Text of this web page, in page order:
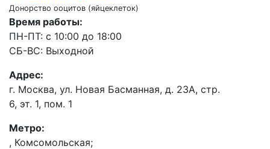
Донорство ооцитов (яйцеклеток)
Время работы:
ПН-ПТ: с 10:00 до 18:00
СБ-ВС: Выходной
Адрес:
г. Москва, ул. Новая Басманная, д. 23А, стр.
6, эт. 1, пом. 1
Метро:
, Комсомольская;